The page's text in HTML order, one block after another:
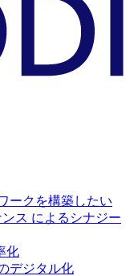
ークを構築したい
ス によるシナジー
化
デジタル化